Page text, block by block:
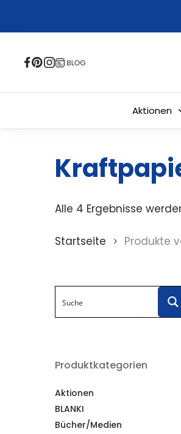
content
Aktionen
Alle 4 Ergebnisse
Startseite Produkte
Produktkategorien
Aktionen
BLANKI
Bücher/Medien